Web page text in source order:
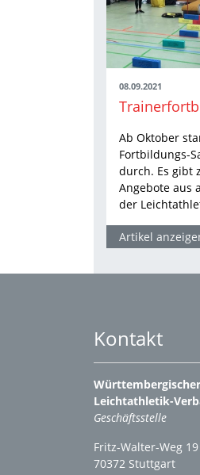
08.09.2021
Ab Oktober
Fortbildungs-
durch. Es gibt
Angebote aus
der
Artikel
Kontakt
Württembergischer
Leichtathletik-
Geschäftsstelle
Fritz-Walter-Weg 19
70372 Stuttgart